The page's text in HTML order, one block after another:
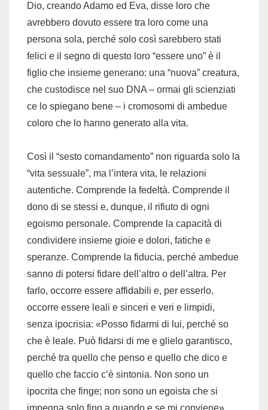
Dio, creando Adamo ed Eva, disse loro che
avrebbero dovuto essere tra loro come una
persona sola, perché solo così sarebbero stati
felici e il segno di questo loro “essere uno” è il
figlio che insieme generano: una “nuova” creatura,
che custodisce nel suo DNA – ormai gli scienziati
ce lo spiegano bene – i cromosomi di ambedue
coloro che lo hanno generato alla vita.
Così il “sesto comandamento” non riguarda solo la
“vita sessuale”, ma l’intera vita, le relazioni
autentiche. Comprende la fedeltà. Comprende il
dono di se stessi e, dunque, il rifiuto di ogni
egoismo personale. Comprende la capacità di
condividere insieme gioie e dolori, fatiche e
speranze. Comprende la fiducia, perché ambedue
sanno di potersi fidare dell’altro o dell’altra. Per
farlo, occorre essere affidabili e, per esserlo,
occorre essere leali e sinceri e veri e limpidi,
senza ipocrisia: «Posso fidarmi di lui, perché so
che è leale. Può fidarsi di me e glielo garantisco,
perché tra quello che penso e quello che dico e
quello che faccio c’è sintonia. Non sono un
ipocrita che finge; non sono un egoista che si
impegna solo fino a quando e se mi conviene».